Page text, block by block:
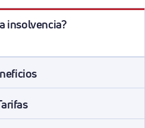
insolvencia?